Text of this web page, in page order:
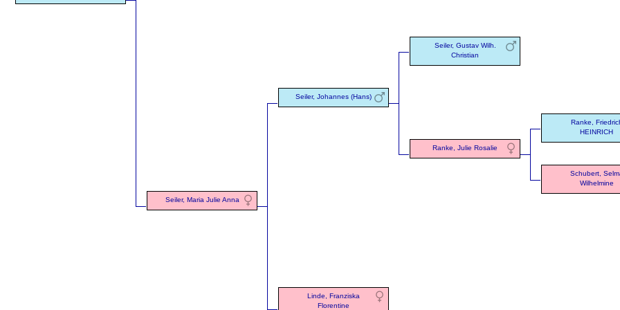
Seiler, Maria Julie Anna
Seiler, Johannes (Hans)
Seiler, Gustav Wilh.
Christian
Ranke, Julie Rosalie
Ranke,
HEINRICH
Schubert,
Wilhelmine
Linde, Franziska
Florentine